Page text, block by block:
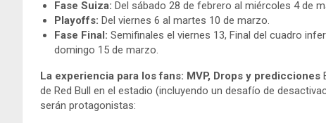
Fase Suiza: Del sábado 28 de febrero al miércoles 4 de
Playoffs: Del viernes 6 al martes 10 de marzo.
Fase Final: Semifinales el viernes 13, Final del cuadro
domingo 15 de marzo.
La experiencia para los fans: MVP, Drops y predicciones
de Red Bull en el estadio (incluyendo un desafío de
serán protagonistas: